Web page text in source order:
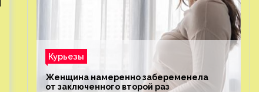
Курьезы
Женщина намеренно забеременела
от заключенного второй раз